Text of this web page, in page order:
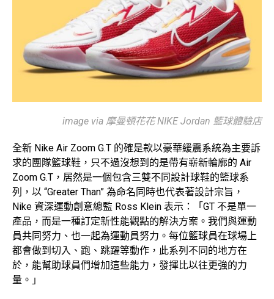
image via 摩曼頓花花 NIKE Jordan 籃球體驗店
全新 Nike Air Zoom G.T 的確是款以豪華緩震系統為主要訴
求的團隊籃球鞋，只不過沒想到的是帶有嶄新輪廓的 Air
Zoom G.T，居然是一個包含三雙不同設計球鞋的籃球系
列，以 “Greater Than” 為命名同時也代表著設計宗旨，
Nike 資深運動創意總監 Ross Klein 表示：「GT 不是單一
產品，而是一種訂定新性能觀點的解決方案。我們與運動
員共同努力、也一起為運動員努力。每位籃球員在球場上
都會做到切入、跑、跳躍等動作，此系列不同的地方在
於，能幫助球員們增加這些能力，發揮比以往更強的力
量。」